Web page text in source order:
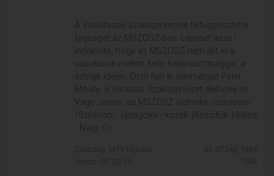
A Vasutasok Szakszervezete felfuggesztette
tagsagat az MSZOSZ-ban. Lepeset azza l
indokolta, hogy az MSZOSZ nem allt ki a
vasutasok mellett kello hatarozottsaggal, a
sztrajk idejen. Errol fejti ki velemenyet Peter
Mihaly, a Vasutas Szakszervezet alelnoke es
Vago Janos, az MSZOSZ alelnoke /szinkron/.
/Szinkron/. Ujsagcikk - kozeli. (Készítők: Hollos
- Nagy G)
Csatorna: MTV híradók
Hossz: 00:02:19
ID: 07248_1994
1994